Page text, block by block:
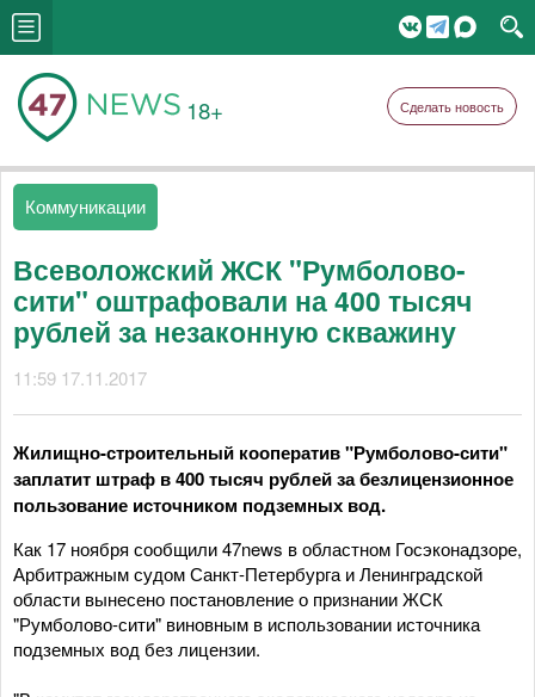
18+ Сделать новость
Коммуникации
Всеволожский ЖСК "Румболово-
сити" оштрафовали на 400 тысяч
рублей за незаконную скважину
11:59 17.11.2017
Жилищно-строительный кооператив "Румболово-сити"
заплатит штраф в 400 тысяч рублей за безлицензионное
пользование источником подземных вод.
Как 17 ноября сообщили 47news в областном Госэконадзоре,
Арбитражным судом Санкт-Петербурга и Ленинградской
области вынесено постановление о признании ЖСК
"Румболово-сити" виновным в использовании источника
подземных вод без лицензии.